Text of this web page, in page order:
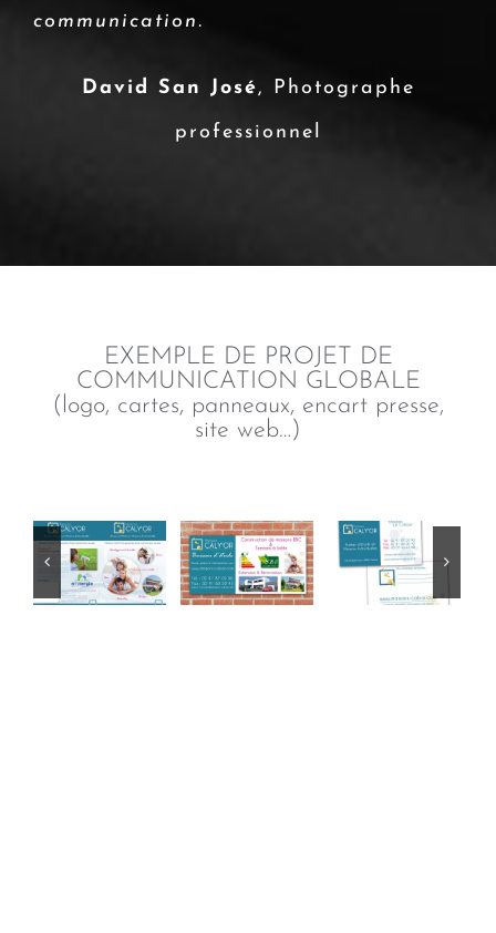
communication.
David San José, Photographe
professionnel
EXEMPLE DE PROJET DE
COMMUNICATION GLOBALE
(logo, cartes, panneaux, encart presse,
site web…)